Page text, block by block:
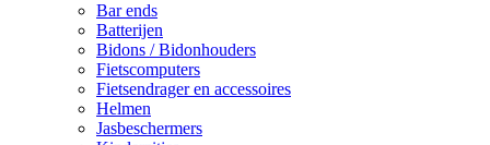
Bar ends
Batterijen
Bidons / Bidonhouders
Fietscomputers
Fietsendrager en accessoires
Helmen
Jasbeschermers